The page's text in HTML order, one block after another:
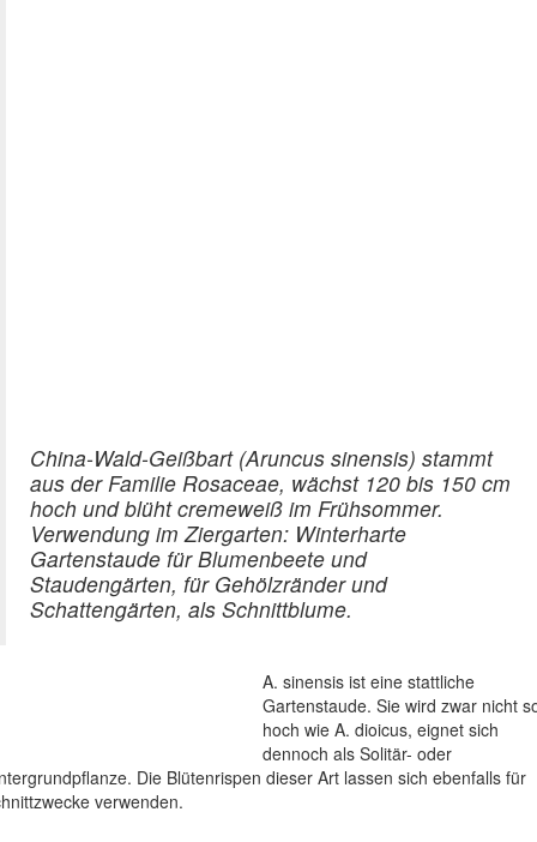
China-Wald-Geißbart (Aruncus sinensis) stammt
aus der Familie Rosaceae, wächst 120 bis 150 cm
hoch und blüht cremeweiß im Frühsommer.
Verwendung im Ziergarten: Winterharte
Gartenstaude für Blumenbeete und
Staudengärten, für Gehölzränder und
Schattengärten, als Schnittblume.
A. sinensis ist eine stattliche
Gartenstaude. Sie wird zwar nicht
hoch wie A. dioicus, eignet sich
dennoch als Solitär- oder
Die Blütenrispen dieser Art lassen sich ebenfalls für
verwenden.